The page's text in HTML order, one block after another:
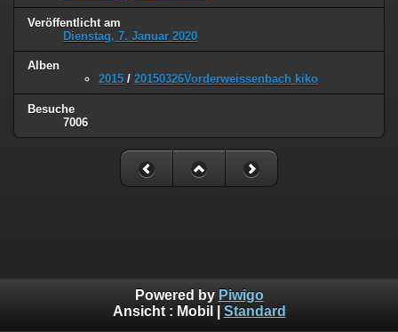
Veröffentlicht am
Dienstag, 7. Januar 2020
Alben
2015 / 20150326Vorderweissenbach kiko
Besuche
7006
Powered by Piwigo
Ansicht : Mobil Standard